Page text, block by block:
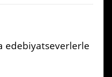
edebiyatseverlerle